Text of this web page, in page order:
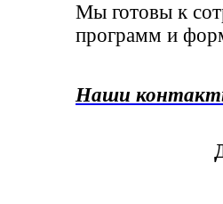
Мы готовы к
программ и
Наши